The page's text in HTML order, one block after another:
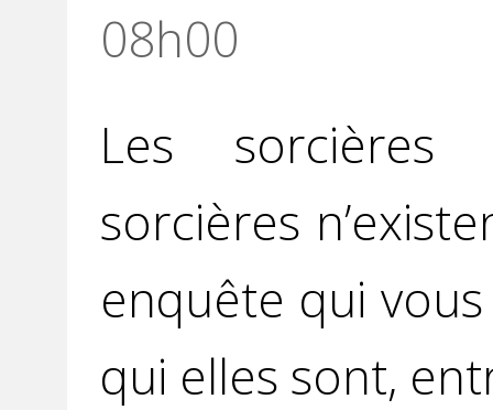
08h00
Les sorcières
sorcières
enquête qui
qui elles sont,